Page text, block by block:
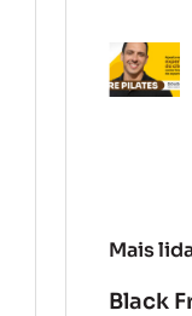
Mais
Black